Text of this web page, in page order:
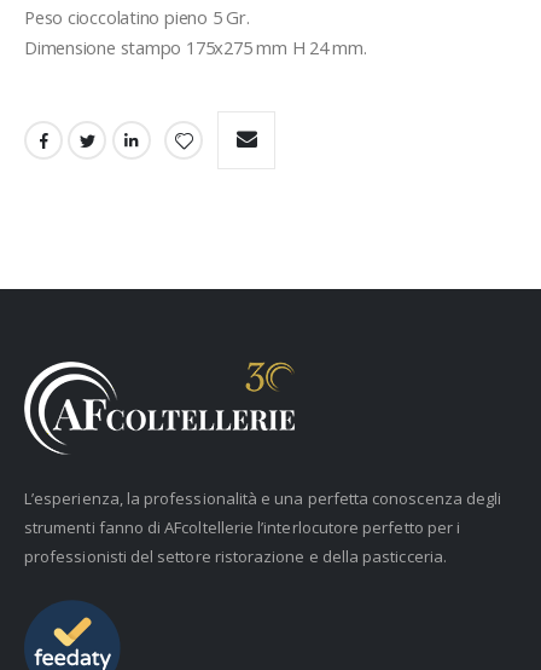
Peso cioccolatino pieno 5 Gr.
Dimensione stampo 175x275 mm H 24 mm.
L’esperienza, la professionalità e una perfetta conoscenza degli
strumenti fanno di AFcoltellerie l’interlocutore perfetto per i
professionisti del settore ristorazione e della pasticceria.